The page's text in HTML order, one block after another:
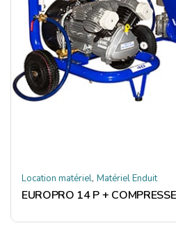
Location matériel, Matériel Enduit
EUROPRO 14 P +